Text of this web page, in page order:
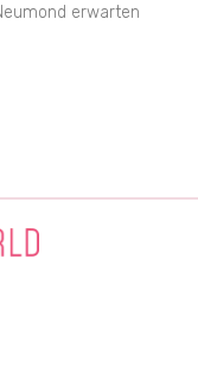
erwarten